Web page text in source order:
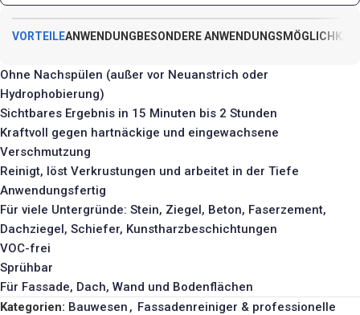
VORTEILEANWENDUNG BESONDERE
Ohne Nachspülen (außer vor Neuanstrich oder
Hydrophobierung)
Sichtbares Ergebnis in 15 Minuten bis 2 Stunden
Kraftvoll gegen hartnäckige und eingewachsene
Verschmutzung
Reinigt, löst Verkrustungen und arbeitet in der Tiefe
Anwendungsfertig
Für viele Untergründe: Stein, Ziegel, Beton, Faserzement,
Dachziegel, Schiefer, Kunstharzbeschichtungen
VOC-frei
Sprühbar
Für Fassade, Dach, Wand und Bodenflächen
Kategorien: Bauwesen , Fassadenreiniger & professionelle